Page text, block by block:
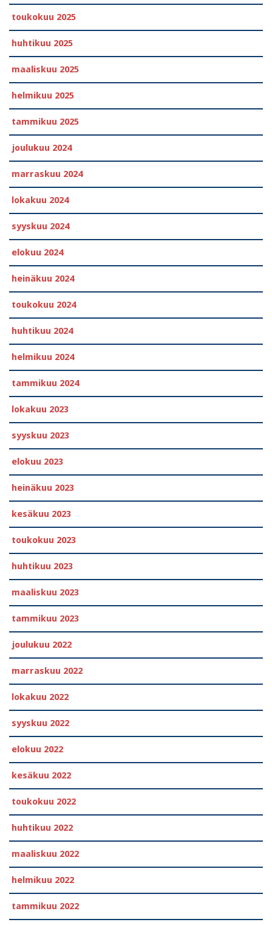
toukokuu 2025
huhtikuu 2025
maaliskuu 2025
helmikuu 2025
tammikuu 2025
joulukuu 2024
marraskuu 2024
lokakuu 2024
syyskuu 2024
elokuu 2024
heinäkuu 2024
toukokuu 2024
huhtikuu 2024
helmikuu 2024
tammikuu 2024
lokakuu 2023
syyskuu 2023
elokuu 2023
heinäkuu 2023
kesäkuu 2023
toukokuu 2023
huhtikuu 2023
maaliskuu 2023
tammikuu 2023
joulukuu 2022
marraskuu 2022
lokakuu 2022
syyskuu 2022
elokuu 2022
kesäkuu 2022
toukokuu 2022
huhtikuu 2022
maaliskuu 2022
helmikuu 2022
tammikuu 2022